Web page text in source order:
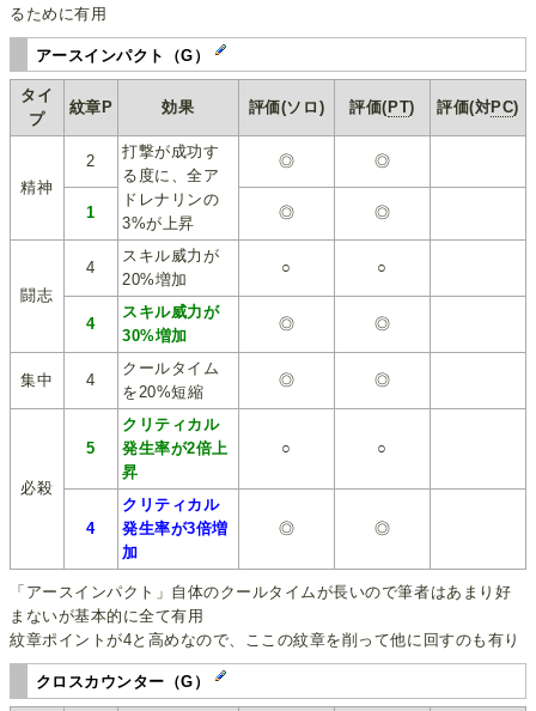
るために有用
アースインパクト（G）
タイ
プ
紋章P 効果 評価(ソロ) 評価( PT) 評価(対PC)
精神
2
打撃が成功す
る度に、全ア
ドレナリンの
3%が上昇
◎ ◎
1 ◎ ◎
闘志
4
スキル威力が
20%増加
○ ○
4
スキル威力が
30%増加
◎ ◎
集中 4
クールタイム
を20%短縮
◎ ◎
必殺
5
クリティカル
発生率が2倍上
昇
○ ○
4
クリティカル
発生率が3倍増
加
◎ ◎
「アースインパクト」自体のクールタイムが長いので筆者はあまり好
まないが基本的に全て有用
紋章ポイントが4と高めなので、ここの紋章を削って他に回すのも有り
クロスカウンター（G）